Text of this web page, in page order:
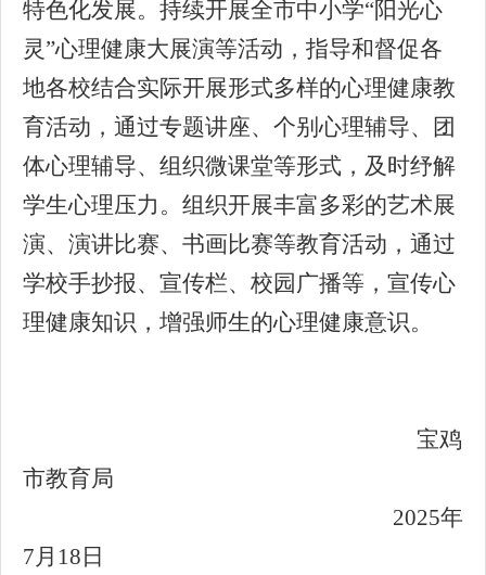
特色化发展。持续开展全市中小学“阳光心
灵”心理健康大展演等活动，指导和督促各
地各校结合实际开展形式多样的心理健康教
育活动，通过专题讲座、个别心理辅导、团
体心理辅导、组织微课堂等形式，及时纾解
学生心理压力。组织开展丰富多彩的艺术展
演、演讲比赛、书画比赛等教育活动，通过
学校手抄报、宣传栏、校园广播等，宣传心
理健康知识，增强师生的心理健康意识。
宝鸡
市教育局
2025年
7月18日